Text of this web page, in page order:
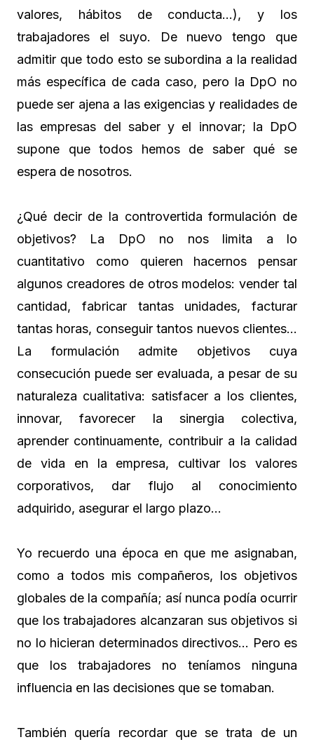
valores, hábitos de conducta…), y los
trabajadores el suyo. De nuevo tengo que
admitir que todo esto se subordina a la realidad
más específica de cada caso, pero la DpO no
puede ser ajena a las exigencias y realidades de
las empresas del saber y el innovar; la DpO
supone que todos hemos de saber qué se
espera de nosotros.
¿Qué decir de la controvertida formulación de
objetivos? La DpO no nos limita a lo
cuantitativo como quieren hacernos pensar
algunos creadores de otros modelos: vender tal
cantidad, fabricar tantas unidades, facturar
tantas horas, conseguir tantos nuevos clientes…
La formulación admite objetivos cuya
consecución puede ser evaluada, a pesar de su
naturaleza cualitativa: satisfacer a los clientes,
innovar, favorecer la sinergia colectiva,
aprender continuamente, contribuir a la calidad
de vida en la empresa, cultivar los valores
corporativos, dar flujo al conocimiento
adquirido, asegurar el largo plazo…
Yo recuerdo una época en que me asignaban,
como a todos mis compañeros, los objetivos
globales de la compañía; así nunca podía ocurrir
que los trabajadores alcanzaran sus objetivos si
no lo hicieran determinados directivos… Pero es
que los trabajadores no teníamos ninguna
influencia en las decisiones que se tomaban.
También quería recordar que se trata de un